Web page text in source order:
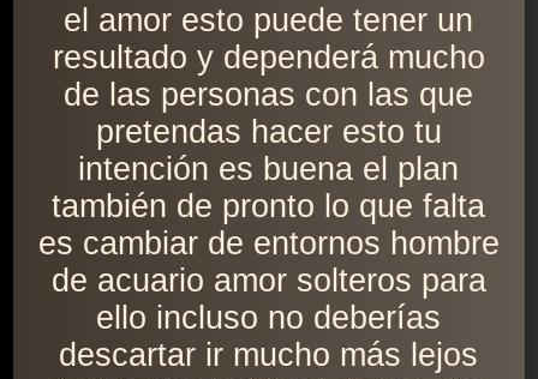
el amor esto puede tener un
resultado y dependerá mucho
de las personas con las que
pretendas hacer esto tu
intención es buena el plan
también de pronto lo que falta
es cambiar de entornos hombre
de acuario amor solteros para
ello incluso no deberías
descartar ir mucho más lejos